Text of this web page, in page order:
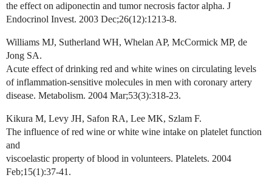
the effect on adiponectin and tumor necrosis factor alpha. J
Endocrinol Invest. 2003 Dec;26(12):1213-8.
Williams MJ, Sutherland WH, Whelan AP, McCormick MP, de
Jong SA.
Acute effect of drinking red and white wines on circulating levels
of inflammation-sensitive molecules in men with coronary artery
disease. Metabolism. 2004 Mar;53(3):318-23.
Kikura M, Levy JH, Safon RA, Lee MK, Szlam F.
The influence of red wine or white wine intake on platelet function
and
viscoelastic property of blood in volunteers. Platelets. 2004
Feb;15(1):37-41.